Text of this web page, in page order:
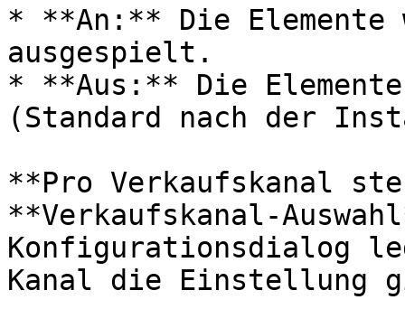
* **An:** Die
ausgespielt.
* **Aus:** Die
(Standard nach der
**Pro Verkaufskanal
**Verkaufskanal-
Konfigurationsdialog
Kanal die Einstellung